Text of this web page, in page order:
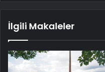
İlgili Makaleler